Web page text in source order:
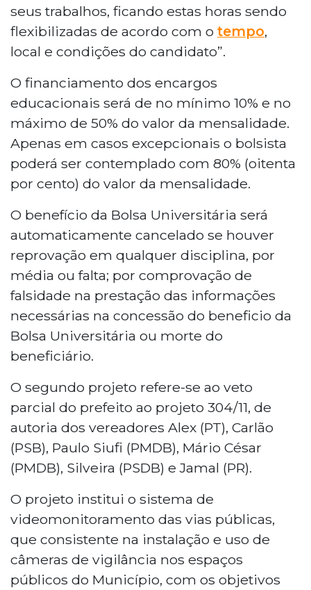
seus trabalhos, ficando estas horas sendo
flexibilizadas de acordo com o tempo,
local e condições do candidato”.
O financiamento dos encargos
educacionais será de no mínimo 10% e no
máximo de 50% do valor da mensalidade.
Apenas em casos excepcionais o bolsista
poderá ser contemplado com 80% (oitenta
por cento) do valor da mensalidade.
O benefício da Bolsa Universitária será
automaticamente cancelado se houver
reprovação em qualquer disciplina, por
média ou falta; por comprovação de
falsidade na prestação das informações
necessárias na concessão do beneficio da
Bolsa Universitária ou morte do
beneficiário.
O segundo projeto refere-se ao veto
parcial do prefeito ao projeto 304/11, de
autoria dos vereadores Alex (PT), Carlão
(PSB), Paulo Siufi (PMDB), Mário César
(PMDB), Silveira (PSDB) e Jamal (PR).
O projeto institui o sistema de
videomonitoramento das vias públicas,
que consistente na instalação e uso de
câmeras de vigilância nos espaços
públicos do Município, com os objetivos